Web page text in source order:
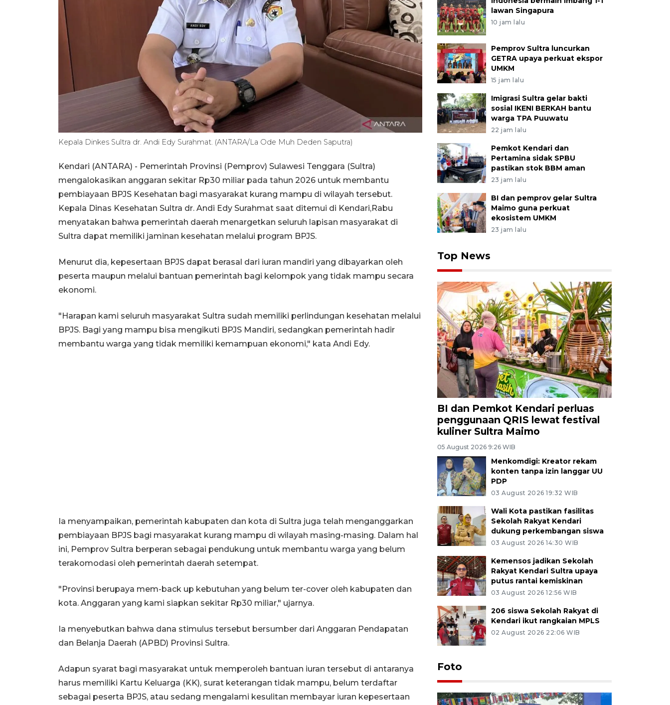
Kepala Dinkes Sultra dr. Andi Edy Surahmat. (ANTARA/La Ode Muh Deden Saputra)
Kendari (ANTARA) - Pemerintah Provinsi (Pemprov) Sulawesi Tenggara (Sultra)
mengalokasikan anggaran sekitar Rp30 miliar pada tahun 2026 untuk membantu
pembiayaan BPJS Kesehatan bagi masyarakat kurang mampu di wilayah tersebut.
Kepala Dinas Kesehatan Sultra dr. Andi Edy Surahmat saat ditemui di Kendari,Rabu
menyatakan bahwa pemerintah daerah menargetkan seluruh lapisan masyarakat di
Sultra dapat memiliki jaminan kesehatan melalui program BPJS.
Menurut dia, kepesertaan BPJS dapat berasal dari iuran mandiri yang dibayarkan oleh
peserta maupun melalui bantuan pemerintah bagi kelompok yang tidak mampu secara
ekonomi.
"Harapan kami seluruh masyarakat Sultra sudah memiliki perlindungan kesehatan melalui
BPJS. Bagi yang mampu bisa mengikuti BPJS Mandiri, sedangkan pemerintah hadir
membantu warga yang tidak memiliki kemampuan ekonomi," kata Andi Edy.
Ia menyampaikan, pemerintah kabupaten dan kota di Sultra juga telah menganggarkan
pembiayaan BPJS bagi masyarakat kurang mampu di wilayah masing-masing. Dalam hal
ini, Pemprov Sultra berperan sebagai pendukung untuk membantu warga yang belum
terakomodasi oleh pemerintah daerah setempat.
"Provinsi berupaya mem-back up kebutuhan yang belum ter-cover oleh kabupaten dan
kota. Anggaran yang kami siapkan sekitar Rp30 miliar," ujarnya.
Ia menyebutkan bahwa dana stimulus tersebut bersumber dari Anggaran Pendapatan
dan Belanja Daerah (APBD) Provinsi Sultra.
Adapun syarat bagi masyarakat untuk memperoleh bantuan iuran tersebut di antaranya
harus memiliki Kartu Keluarga (KK), surat keterangan tidak mampu, belum terdaftar
sebagai peserta BPJS, atau sedang mengalami kesulitan membayar iuran kepesertaan
lawan Singapura
10 jam lalu
Pemprov Sultra luncurkan
GETRA upaya perkuat ekspor
UMKM
15 jam lalu
Imigrasi Sultra gelar bakti
sosial IKENI BERKAH bantu
warga TPA Puuwatu
22 jam lalu
Pemkot Kendari dan
Pertamina sidak SPBU
pastikan stok BBM aman
23 jam lalu
BI dan pemprov gelar Sultra
Maimo guna perkuat
ekosistem UMKM
23 jam lalu
Top News
BI dan Pemkot Kendari perluas
penggunaan QRIS lewat festival
kuliner Sultra Maimo
05 August 2026 9:26 WIB
Menkomdigi: Kreator rekam
konten tanpa izin langgar UU
PDP
03 August 2026 19:32 WIB
Wali Kota pastikan fasilitas
Sekolah Rakyat Kendari
dukung perkembangan siswa
03 August 2026 14:30 WIB
Kemensos jadikan Sekolah
Rakyat Kendari Sultra upaya
putus rantai kemiskinan
03 August 2026 12:56 WIB
206 siswa Sekolah Rakyat di
Kendari ikut rangkaian MPLS
02 August 2026 22:06 WIB
Foto